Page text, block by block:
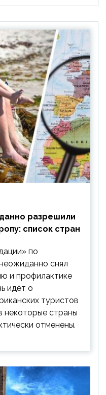
разрешили
список стран
по
снял
и профилактике
идёт о
туристов
некоторые страны
отменены.